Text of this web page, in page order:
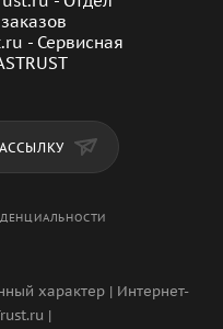
- Сервисная
характер | Интернет-
|